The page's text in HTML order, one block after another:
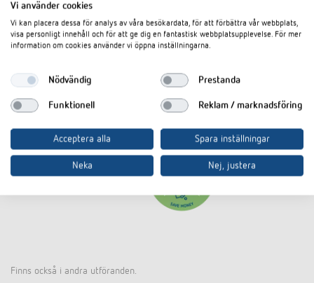
Finns också i andra utföranden.
Vi använder cookies
Vi kan placera dessa för analys av våra besökardata, för att förbättra vår webbplats,
visa personligt innehåll och för att ge dig en fantastisk webbplatsupplevelse. För mer
information om cookies använder vi öppna inställningarna.
Nödvändig Prestanda
Funktionell Reklam / marknadsföring
Acceptera alla Spara inställningar
Neka Nej, justera